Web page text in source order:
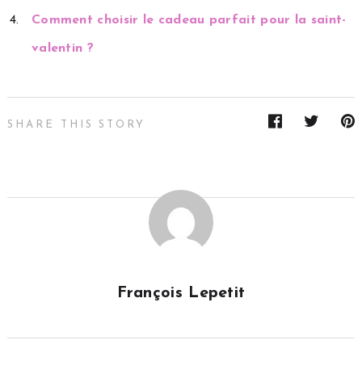
Comment choisir le cadeau parfait pour la saint-
valentin ?
SHARE THIS STORY
François Lepetit